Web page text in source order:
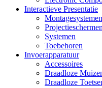
Interactieve Presentatie
Montagesystemen
Systemen
Toebehoren
Invoerapparatuur
Accessoires
Draadloze
Draadloze